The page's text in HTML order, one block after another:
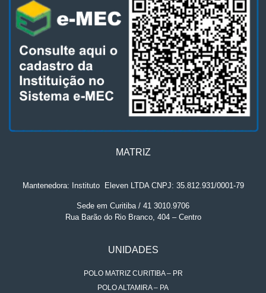
MATRIZ
Mantenedora: Instituto. Eleven LTDA CNPJ: 35.812.931/0001-79
Sede em Curitiba / 41 3010.9706
Rua Barão do Rio Branco, 404 – Centro
UNIDADES
POLO MATRIZ CURITIBA – PR
POLO ALTAMIRA – PA